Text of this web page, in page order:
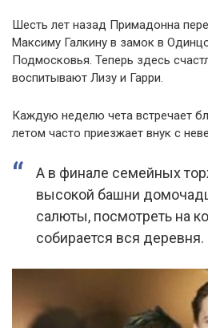
Шесть лет назад Примадонна
Максиму Галкину в замок в
Подмосковья. Теперь здесь
воспитывают Лизу и Гарри.
Каждую неделю чета встречает
летом часто приезжает внук с
А в финале семейных
высокой башни
салюты, посмотреть на
собирается вся деревня.